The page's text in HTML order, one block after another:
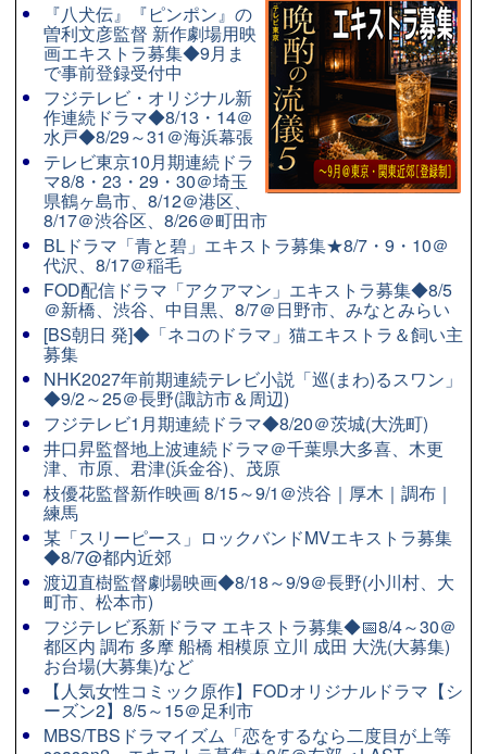
『八犬伝』『ピンポン』の
曽利文彦監督 新作劇場用映
画エキストラ募集◆9月ま
で事前登録受付中
フジテレビ・オリジナル新
作連続ドラマ◆8/13・14＠
水戸◆8/29～31＠海浜幕張
テレビ東京10月期連続ドラ
マ8/8・23・29・30＠埼玉
県鶴ヶ島市、8/12＠港区、
8/17＠渋谷区、8/26＠町田市
BLドラマ「青と碧」エキストラ募集★8/7・9・10＠
代沢、8/17＠稲毛
FOD配信ドラマ「アクアマン」エキストラ募集◆8/5
＠新橋、渋谷、中目黒、8/7＠日野市、みなとみらい
[BS朝日 発]◆「ネコのドラマ」猫エキストラ＆飼い主
募集
NHK2027年前期連続テレビ小説「巡(まわ)るスワン」
◆9/2～25＠長野(諏訪市＆周辺)
フジテレビ1月期連続ドラマ◆8/20＠茨城(大洗町)
井口昇監督地上波連続ドラマ＠千葉県大多喜、木更
津、市原、君津(浜金谷)、茂原
枝優花監督新作映画 8/15～9/1＠渋谷｜厚木｜調布｜
練馬
某「スリーピース」ロックバンドMVエキストラ募集
◆8/7@都内近郊
渡辺直樹監督劇場映画◆8/18～9/9＠長野(小川村、大
町市、松本市)
フジテレビ系新ドラマ エキストラ募集◆📅8/4～30＠
都区内 調布 多摩 船橋 相模原 立川 成田 大洗(大募集)
お台場(大募集)など
【人気女性コミック原作】FODオリジナルドラマ【シ
ーズン2】8/5～15＠足利市
MBS/TBSドラマイズム「恋をするなら二度目が上等